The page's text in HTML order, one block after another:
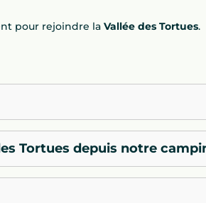
pour rejoindre la Vallée des Tortues.
Tortues depuis notre